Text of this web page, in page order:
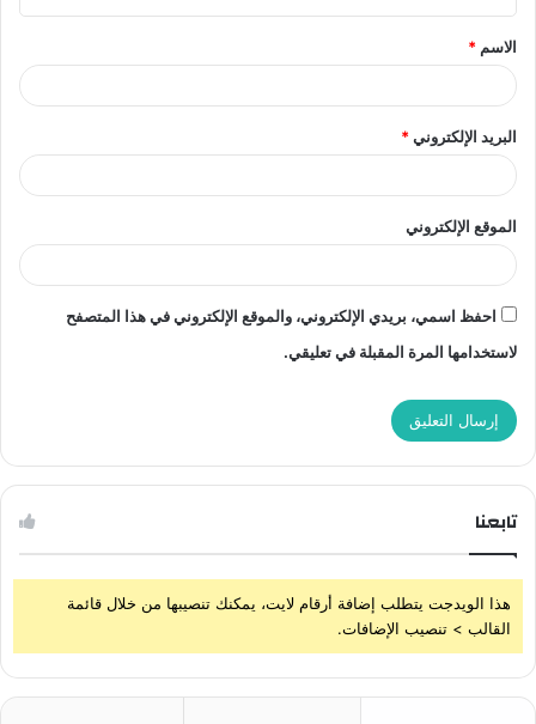
ق
*
الاسم *
البريد الإلكتروني*
الموقع الإلكتروني
احفظ اسمي، بريدي الإلكتروني، والموقع الإلكتروني في هذا المتصفح
لاستخدامها المرة المقبلة في تعليقي.
تابعنا
هذا الويدجت يتطلب إضافة أرقام لايت، يمكنك تنصيبها من خلال قائمة
القالب > تنصيب الإضافات.